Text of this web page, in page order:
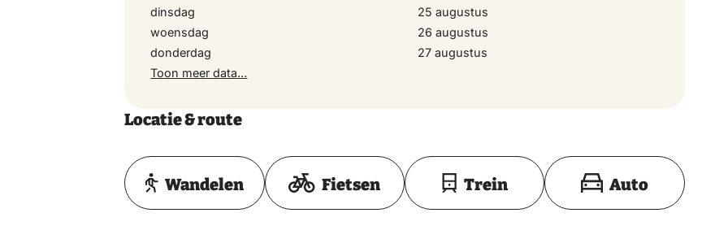
dinsdag
25 augustus
woensdag
26 augustus
donderdag
27 augustus
Toon meer data…
Locatie & route
Toon op kaart
Wandelen Fietsen Trein Auto